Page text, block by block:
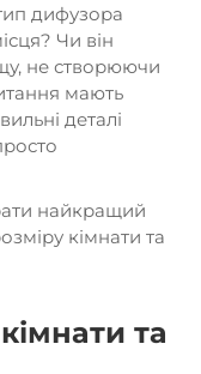
дифузора
Чи він
не створюючи
мають
деталі
найкращий
кімнати та
та